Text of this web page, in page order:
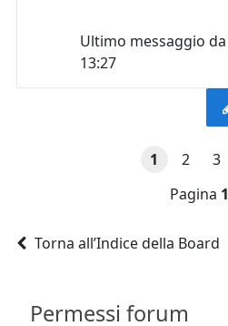
Ultimo messaggio da
13:27
1 2 3
Pagina 1
Torna all’Indice della Board
Permessi forum